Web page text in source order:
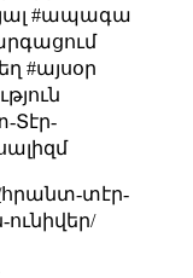
#ապագա
#այսօր
Տէր-
հրանտ-տէր-